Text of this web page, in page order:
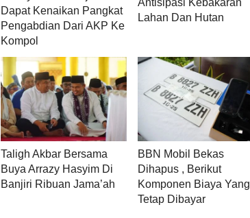
Dapat Kenaikan Pangkat
Pengabdian Dari AKP Ke
Kompol
Antisipasi Kebakaran
Lahan Dan Hutan
Taligh Akbar Bersama
Buya Arrazy Hasyim Di
Banjiri Ribuan Jama’ah
BBN Mobil Bekas
Dihapus , Berikut
Komponen Biaya Yang
Tetap Dibayar